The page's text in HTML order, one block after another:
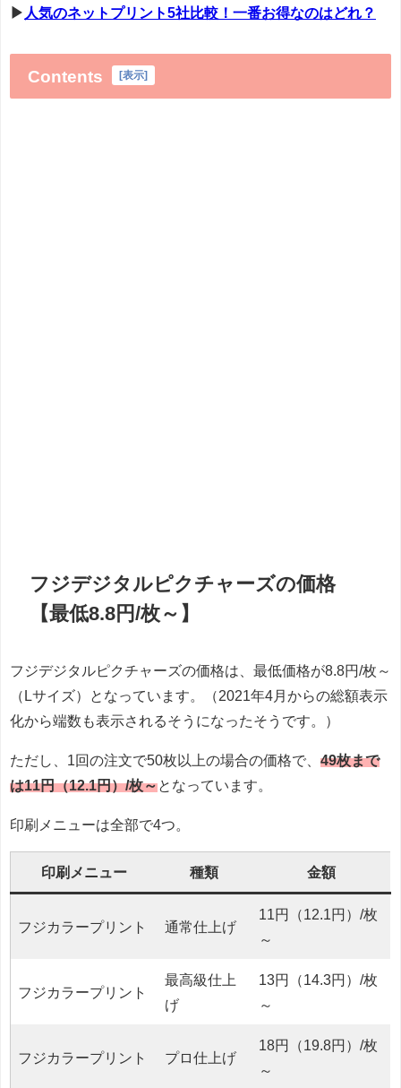
▶ 人気のネットプリント5社比較！一番お得なのはどれ？
Contents [表示]
フジデジタルピクチャーズの価格
【最低8.8円/枚～】
フジデジタルピクチャーズの価格は、最低価格が8.8円/枚～
（Lサイズ）となっています。（2021年4月からの総額表示
化から端数も表示されるそうになったそうです。）
ただし、1回の注文で50枚以上の場合の価格で、 49枚まで
は11円（12.1円）/枚～となっています。
印刷メニューは全部で4つ。
印刷メニュー 種類 金額
フジカラープリント 通常仕上げ
11円（12.1円）/枚
～
フジカラープリント
最高級仕上
げ
13円（14.3円）/枚
～
フジカラープリント プロ仕上げ
18円（19.8円）/枚
～